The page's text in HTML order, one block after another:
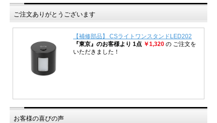
ご注文ありがとうございます
お客様の喜びの声